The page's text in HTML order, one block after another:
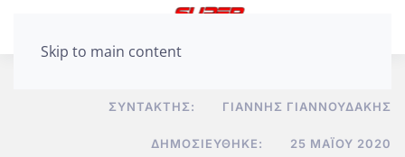
Skip to main content
ΣΥΝΤΆΚΤΗΣ: ΓΙΆΝΝΗΣ ΓΙΑΝΝΟΥΔΆΚΗΣ
ΔΗΜΟΣΙΕΎΘΗΚΕ: 25 ΜΑΪ́ΟΥ 2020